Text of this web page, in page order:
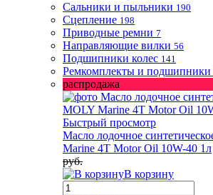
Сальники и пыльники 190
Сцепление 198
Приводные ремни 7
Направляющие вилки 56
Подшипники колес 141
Ремкомплекты и подшипники
распродажа
Быстрый просмотр
Масло лодочное
Marine 4T Motor Oil 10W-40 1л
руб.
В корзину